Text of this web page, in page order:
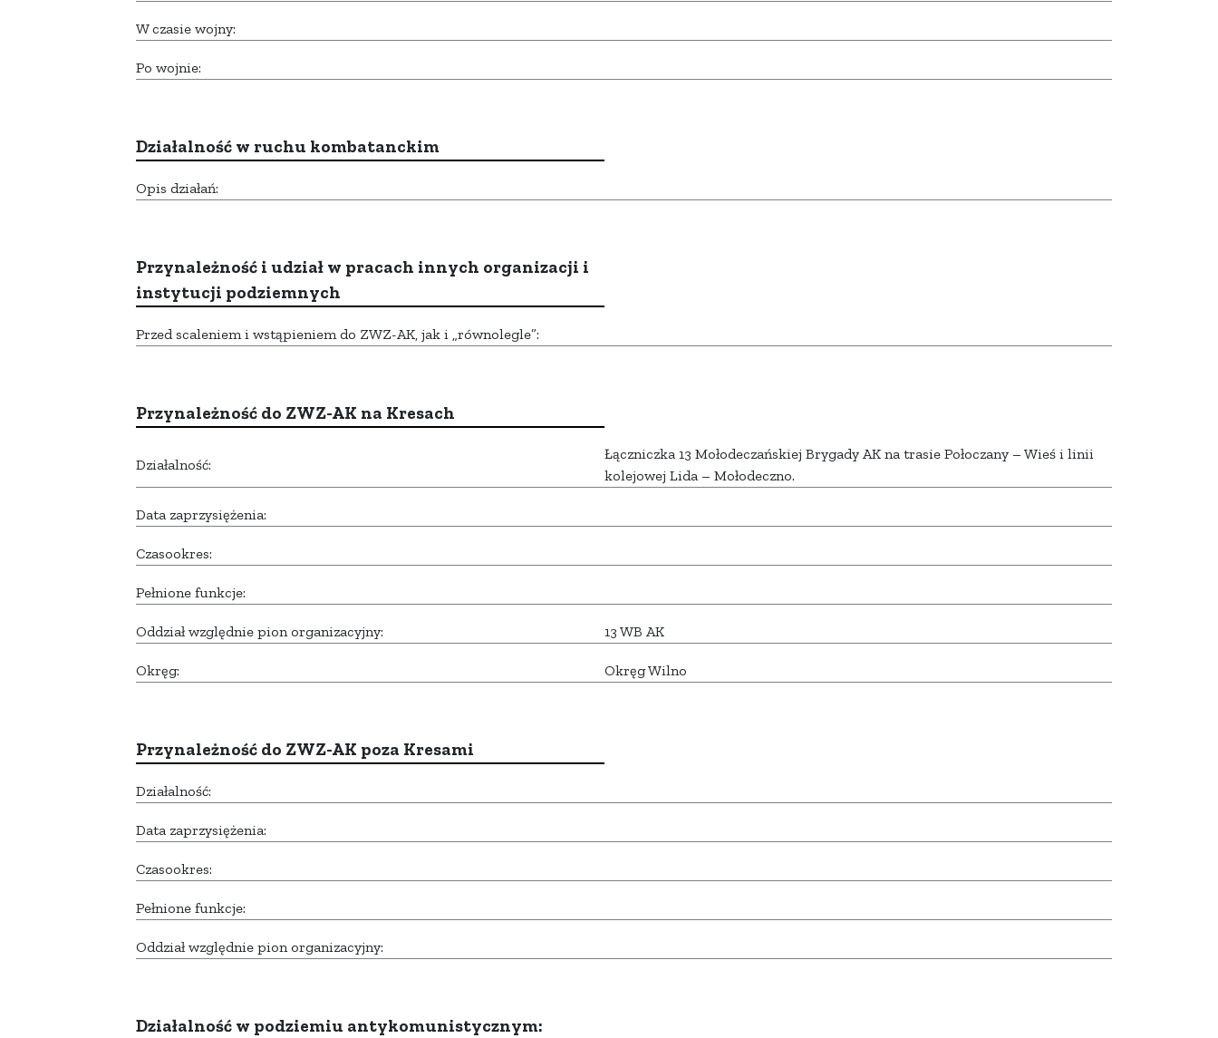
W czasie wojny:
Po wojnie:
Działalność w ruchu kombatanckim
Opis działań:
Przynależność i udział w pracach innych organizacji i
instytucji podziemnych
Przed scaleniem i wstąpieniem do ZWZ-AK, jak i „równolegle”:
Przynależność do ZWZ-AK na Kresach
Działalność:
Łączniczka 13 Mołodeczańskiej Brygady AK na trasie Połoczany – Wieś i linii
kolejowej Lida – Mołodeczno.
Data zaprzysiężenia:
Czasookres:
Pełnione funkcje:
Oddział względnie pion organizacyjny: 13 WB AK
Okręg: Okręg Wilno
Przynależność do ZWZ-AK poza Kresami
Działalność:
Data zaprzysiężenia:
Czasookres:
Pełnione funkcje:
Oddział względnie pion organizacyjny:
Działalność w podziemiu antykomunistycznym: